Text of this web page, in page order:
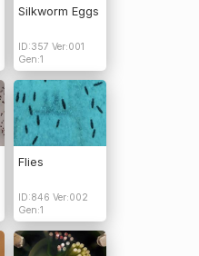
Silkworm Eggs
ID:357 Ver:001
Gen:1
Flies
ID:846 Ver:002
Gen:1